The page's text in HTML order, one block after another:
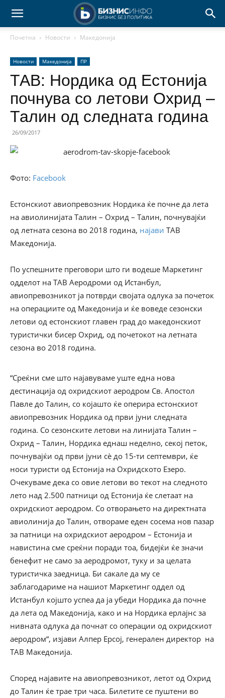
Почетна Новости Македонија
Новости Македонија ПР
ТАВ: Нордика од Естонија
почнува со летови Охрид –
Талин од следната година
26/09/2017
Фото: Facebook
Естонскиот авиопревозник Нордика ќе почне да лета
на авиолинијата Талин – Охрид – Талин, почнувајќи
од летната сезона во 2018 година, најави ТАВ
Македонија.
По успешните преговори што ги водеше Маркетинг
одделот на ТАВ Аеродроми од Истанбул,
авиопревозникот ја потврди својата одлука за почеток
на операциите од Македонија и ќе воведе сезонски
летови од естонскиот главен град до македонскиот
туристички бисер Охрид, од почетокот на летната
сезона во 2018 година.
“Среќни сме што најавуваме уште една нова
дестинација од охридскиот аеродром Св. Апостол
Павле до Талин, со којашто ќе оперира естонскиот
авиопревозник Нордика од први јуни следната
година. Со сезонските летови на линијата Талин –
Охрид – Талин, Нордика еднаш неделно, секој петок,
почнувајќи од први јуни сѐ до 15-ти септември, ќе
носи туристи од Естонија на Охридското Езеро.
Очекуваме дека со овие летови во текот на следното
лето над 2.500 патници од Естонија ќе слетаат на
охридскиот аеродром. Со отворањето на директната
авиолинија до Талин, отвораме еден сосема нов пазар
за патници на охридскиот аеродром – Естонија и
навистина сме среќни поради тоа, бидејќи ќе значи
бенефит не само за аеродромот, туку и за целата
туристичка заедница. Би сакале да му се
заблагодариме на нашиот Маркетинг оддел од
Истанбул којшто успеа да ја убеди Нордика да почне
да лета од Македонија, како и на Нордика ерлајнс за
нивната одлука да почнат со операции од охридскиот
аеродром“, изјави Алпер Ерсој, генерален директор на
ТАВ Македонија.
Според најавите на авиопревозникот, летот од Охрид
до Талин ќе трае три часа. Билетите се пуштени во